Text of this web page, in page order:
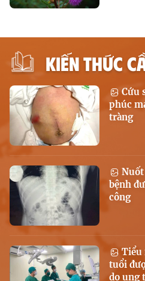
KIẾN THỨC
Cứu
phúc
tràng
bệnh
công
Tiểu
tuổi
do ung